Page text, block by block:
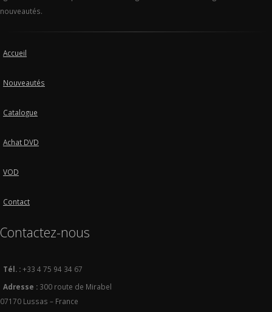
nouveautés.
Accueil
Nouveautés
Catalogue
Achat DVD
VOD
Contact
Contactez-nous
Tél. :+33 4 75 94 34 67
Adresse : 300 route de Mirabel
07170 Lussas – France